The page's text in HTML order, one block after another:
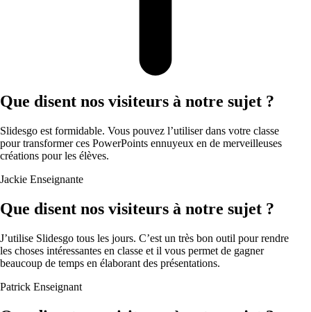
Que disent nos visiteurs à notre sujet ?
Slidesgo est formidable. Vous pouvez l’utiliser dans votre classe
pour transformer ces PowerPoints ennuyeux en de merveilleuses
créations pour les élèves.
Jackie Enseignante
Que disent nos visiteurs à notre sujet ?
J’utilise Slidesgo tous les jours. C’est un très bon outil pour rendre
les choses intéressantes en classe et il vous permet de gagner
beaucoup de temps en élaborant des présentations.
Patrick Enseignant